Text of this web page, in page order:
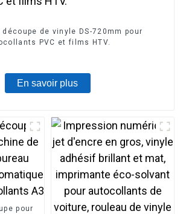
de vinyle DS-720mm pour
PVC et films HTV.
En savoir plus
pour